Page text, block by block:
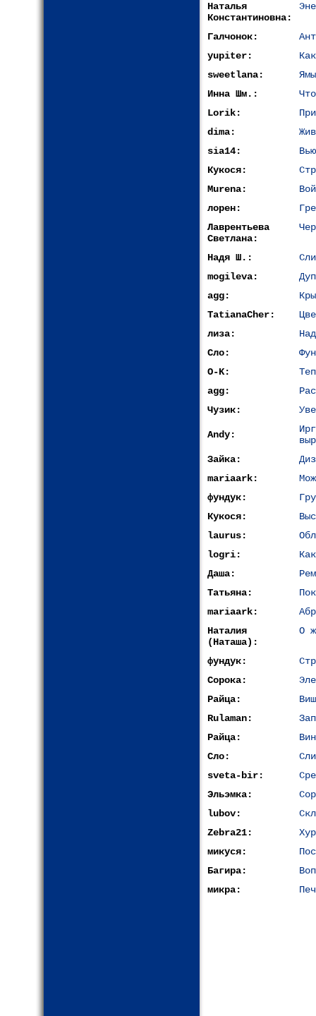
Наталья
Константиновна:
Галчонок:
yupiter:
sweetlana:
Инна Шм.:
Lorik:
dima:
sia14:
Кукося:
Murena:
лорен:
Лаврентьева
Светлана:
Надя Ш.:
mogileva:
agg:
TatianaCher:
лиза:
Сло:
O-K:
agg:
Чузик:
Andy:
Зайка:
mariaark:
фундук:
Кукося:
laurus:
logri:
Даша:
Татьяна:
mariaark:
Наталия
(Наташа):
О
фундук:
Сорока:
Райца:
Rulaman:
Райца:
Сло:
sveta-bir:
Эльэмка:
lubov:
Zebra21:
микуся:
Багира:
микра: